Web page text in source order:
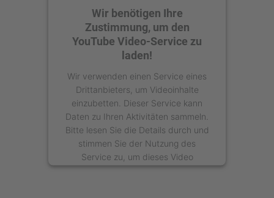
Wir benötigen Ihre
Zustimmung, um den
YouTube Video-Service zu
laden!
Wir verwenden einen Service eines
Drittanbieters, um Videoinhalte
einzubetten. Dieser Service kann
Daten zu Ihren Aktivitäten sammeln.
Bitte lesen Sie die Details durch und
stimmen Sie der Nutzung des
Service zu, um dieses Video
anzusehen.